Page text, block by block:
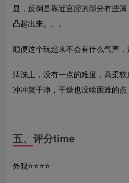
显，反倒是靠近宫腔的部分有些
凸起出来。。。
顺便这个玩起来不会有什么气声
清洗上，没有一点的难度，高柔软
冲冲就干净，干燥也没啥困难的点
五、评分time
外观⭐️⭐️⭐️⭐️